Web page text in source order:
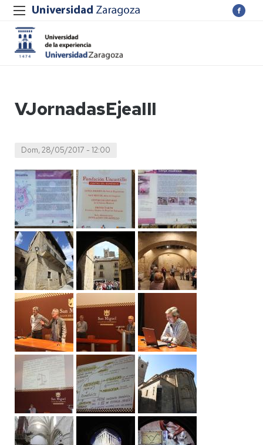
VJornadasEjeaIII
Dom, 28/05/2017 - 12:00